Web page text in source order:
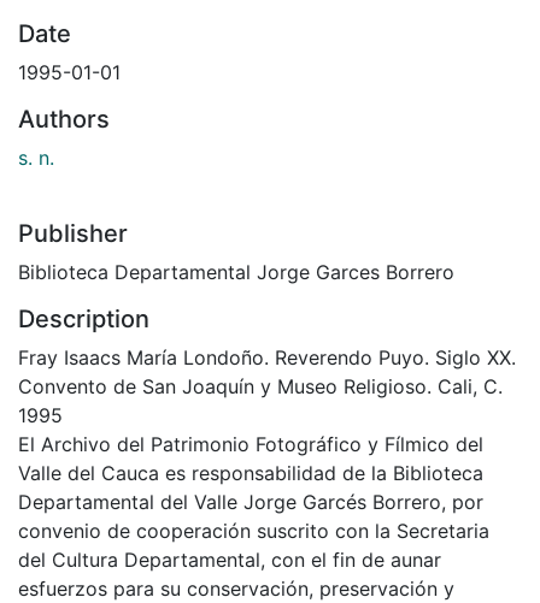
Date
1995-01-01
Authors
s. n.
Publisher
Biblioteca Departamental Jorge Garces Borrero
Description
Fray Isaacs María Londoño. Reverendo Puyo. Siglo XX.
Convento de San Joaquín y Museo Religioso. Cali, C.
1995
El Archivo del Patrimonio Fotográfico y Fílmico del
Valle del Cauca es responsabilidad de la Biblioteca
Departamental del Valle Jorge Garcés Borrero, por
convenio de cooperación suscrito con la Secretaria
del Cultura Departamental, con el fin de aunar
esfuerzos para su conservación, preservación y